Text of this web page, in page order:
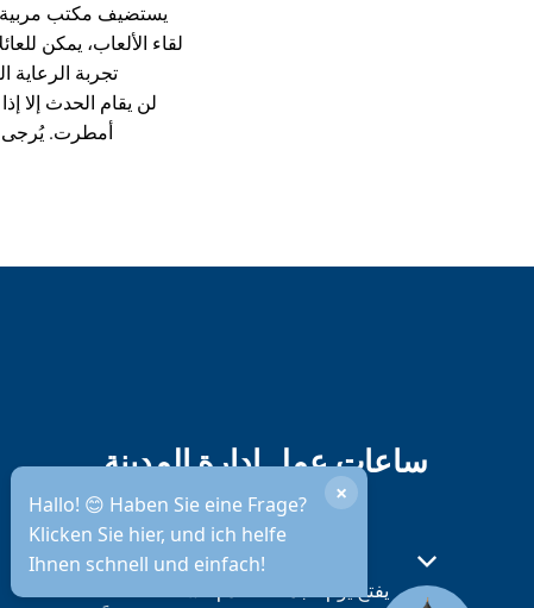
لقاء الألعاب، يمكن
تجربة الرعاية
Hallo! 😊 Haben Sie eine Frage?
Klicken Sie hier, und ich helfe
Ihnen schnell und einfach!
×
ساعات عمل إدارة المدينة
التوفر عبر الهاتف
انقر لإخفاء أوقات الفتح أو الإغلاق الأخرى
مغلق: